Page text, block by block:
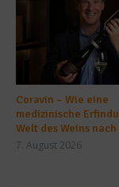
Coravin – Wie eine
medizinische
Welt des Weins nach
7. August 2026